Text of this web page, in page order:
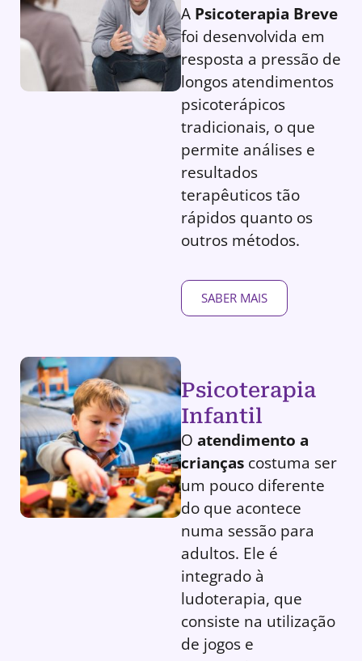
A Psicoterapia Breve
foi desenvolvida em
resposta a pressão de
longos atendimentos
psicoterápicos
tradicionais, o que
permite análises e
resultados
terapêuticos tão
rápidos quanto os
outros métodos.
SABER MAIS
Psicoterapia
Infantil
O atendimento a
crianças costuma ser
um pouco diferente
do que acontece
numa sessão para
adultos. Ele é
integrado à
ludoterapia, que
consiste na utilização
de jogos e